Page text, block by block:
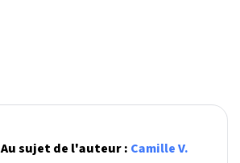
Au sujet de l'auteur : Camille V.